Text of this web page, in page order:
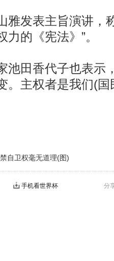
发表主旨演讲，
的《宪法》”。
田香代子也表示
。主权者是我们(
自卫权毫无道理(图)
分
手机看世界杯